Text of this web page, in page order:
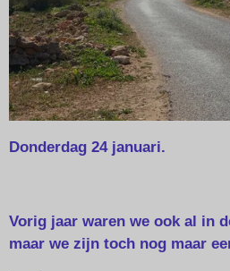
Donderdag 24 januari.
Vorig jaar waren we ook al in
maar we zijn toch nog maar